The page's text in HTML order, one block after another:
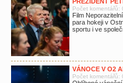
Počet komentářů:
Film
para hokeji v
sportu i ve
VÁNOCE V O2
Počet komentářů: